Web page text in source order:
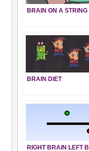
BRAIN ON A STRING
BRAIN DIET
RIGHT BRAIN LEFT